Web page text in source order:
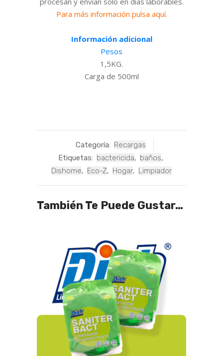
Para más información pulsa aquí.
Información adicional
Pesos
1,5KG.
Carga de 500ml
Categoría: Recargas
Etiquetas: bactericida, baños,
Dishome, Eco-Z, Hogar, Limpiador
También Te Puede Gustar…